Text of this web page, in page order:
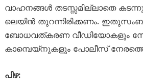
വാഹനങ്ങൾ തടസ്സമില്ലാതെ
ലെയിൻ തുറന്നിരിക്കണം.
ബോധവത്കരണ വീഡിയോകളും
കാമ്പെയ്‌നുകളും പോലീസ്
പിഴ: